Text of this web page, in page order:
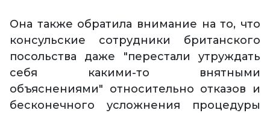
Она также обратила внимание на то, что
консульские сотрудники британского
посольства даже "перестали утруждать
себя какими-то внятными
объяснениями" относительно отказов и
бесконечного усложнения процедуры